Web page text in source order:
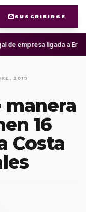
mail SUSCRIBIRSE
de empresa ligada a
2019
manera
16
Costa